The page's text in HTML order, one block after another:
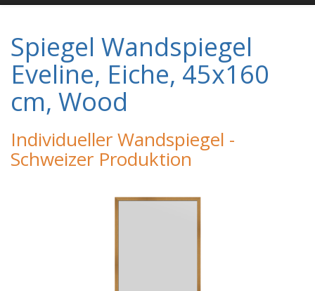
Spiegel Wandspiegel
Eveline, Eiche, 45x160
cm, Wood
Individueller Wandspiegel -
Schweizer Produktion